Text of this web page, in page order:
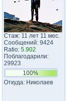
Стаж: 11 лет 11 мес.
Сообщений: 9424
Ratio: 5.902
Поблагодарили:
29923
100%
Откуда: Николаев